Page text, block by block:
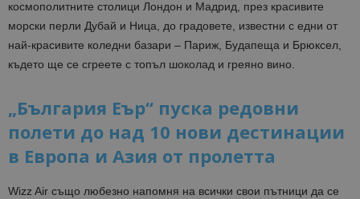
космополитните столици Лондон и Мадрид, през красивите
морски перли Дубай и Ница, до градовете, известни с едни от
най-красивите коледни базари – Париж, Будапеща и Брюксел,
където ще се сгреете с топъл шоколад и греяно вино.
„България Еър“ пуска редовни
полети до над 10 нови дестинации
в Европа и Азия от пролетта
Wizz Air също любезно напомня на всички свои пътници да се